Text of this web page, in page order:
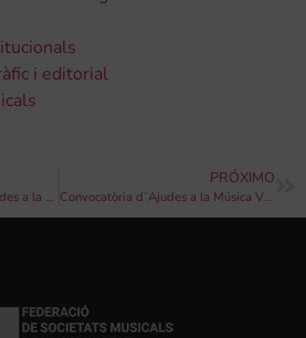
i editorial
Oberta la convocatòria d’ajudes a la dansa, la lírica i la música per a l’any 2021
PRÓXIMO
Convocatòria d´Ajudes a la Música Valenciana per a mitigar l´impacte de la crisi sanitària de la Covid-19